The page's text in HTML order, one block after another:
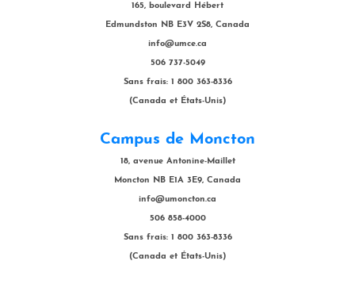
165, boulevard Hébert
Edmundston NB E3V 2S8, Canada
info@umce.ca
506 737-5049
Sans frais: 1 800 363-8336
(Canada et États-Unis)
Campus de Moncton
18, avenue Antonine-Maillet
Moncton NB E1A 3E9, Canada
info@umoncton.ca
506 858-4000
Sans frais: 1 800 363-8336
(Canada et États-Unis)